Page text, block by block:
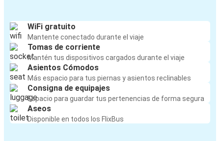
WiFi gratuito
Mantente conectado durante el viaje
Tomas de corriente
Mantén tus dispositivos cargados durante el viaje
Asientos Cómodos
Más espacio para tus piernas y asientos reclinables
Consigna de equipajes
Espacio para guardar tus pertenencias de forma segura
Aseos
Disponible en todos los FlixBus